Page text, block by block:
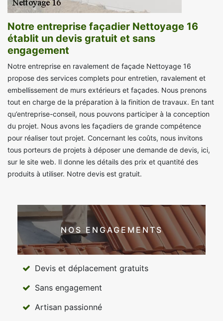
Notre entreprise façadier Nettoyage 16
établit un devis gratuit et sans
engagement
Notre entreprise en ravalement de façade Nettoyage 16
propose des services complets pour entretien, ravalement et
embellissement de murs extérieurs et façades. Nous prenons
tout en charge de la préparation à la finition de travaux. En tant
qu’entreprise-conseil, nous pouvons participer à la conception
du projet. Nous avons les façadiers de grande compétence
pour réaliser tout projet. Concernant les coûts, nous invitons
tous porteurs de projets à déposer une demande de devis, ici,
sur le site web. Il donne les détails des prix et quantité des
produits à utiliser. Notre devis est gratuit.
NOS ENGAGEMENTS
Devis et déplacement gratuits
Sans engagement
Artisan passionné